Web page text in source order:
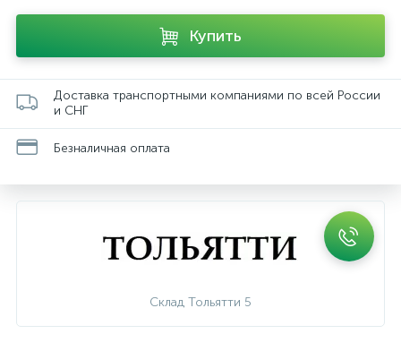
Купить
Доставка транспортными компаниями по всей России
и СНГ
Безналичная оплата
Склад Тольятти 5